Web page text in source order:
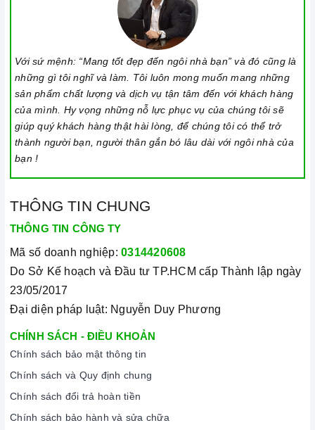
Với sứ mệnh: “Mang tốt đẹp đến ngôi nhà bạn” và đó cũng là
những gì tôi nghĩ và làm. Tôi luôn mong muốn mang những
sản phẩm chất lượng và dịch vụ tận tâm đến với khách hàng
của mình. Hy vọng những nỗ lực phục vụ của chúng tôi sẽ
giúp quý khách hàng thật hài lòng, để chúng tôi có thể trở
thành người bạn, người thân gắn bó lâu dài với ngôi nhà của
bạn !
THÔNG TIN CHUNG
THÔNG TIN CÔNG TY
Mã số doanh nghiệp: 0314420608
Do Sở Kế hoạch và Đầu tư TP.HCM cấp Thành lập ngày
23/05/2017
Đại diện pháp luật: Nguyễn Duy Phương
CHÍNH SÁCH - ĐIỀU KHOẢN
Chính sách bảo mật thông tin
Chính sách và Quy định chung
Chính sách đổi trả hoàn tiền
Chính sách bảo hành và sửa chữa